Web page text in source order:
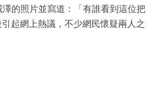
的照片並寫道：「有誰看到這位把
起網上熱議，不少網民懷疑兩人之